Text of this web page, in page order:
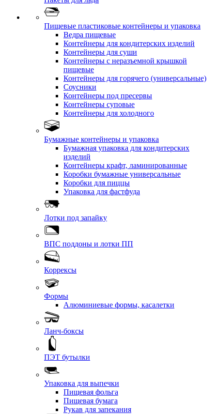
Пищевые пластиковые контейнеры и упаковка
Ведра пищевые
Контейнеры для кондитерских изделий
Контейнеры для суши
Контейнеры с неразъемной крышкой
пищевые
Контейнеры для горячего (универсальные)
Соусники
Контейнеры под пресервы
Контейнеры суповые
Контейнеры для холодного
Бумажные контейнеры и упаковка
Бумажная упаковка для кондитерских
изделий
Контейнеры крафт, ламинированные
Коробки бумажные универсальные
Коробки для пиццы
Упаковка для фастфуда
Лотки под запайку
ВПС поддоны и лотки ПП
Коррексы
Формы
Алюминиевые формы, касалетки
Ланч-боксы
ПЭТ бутылки
Упаковка для выпечки
Пищевая фольга
Пищевая бумага
Рукав для запекания